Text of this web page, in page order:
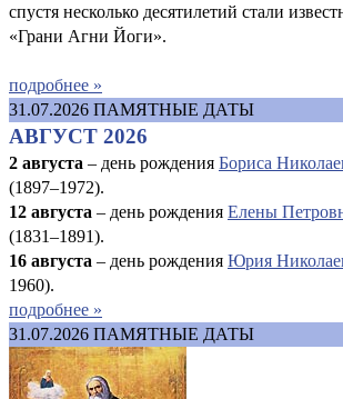
спустя несколько десятилетий стали
«Грани Агни Йоги».
подробнее »
31.07.2026 ПАМЯТНЫЕ ДАТЫ
АВГУСТ 2026
2 августа – день рождения Бориса
(1897–1972).
12 августа – день рождения Елены
(1831–1891).
16 августа – день рождения Юрия
1960).
подробнее »
31.07.2026 ПАМЯТНЫЕ ДАТЫ